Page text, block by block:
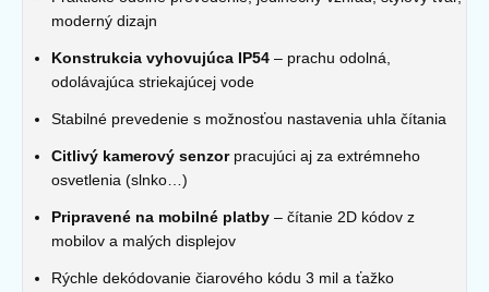
moderný dizajn
Konstrukcia vyhovujúca IP54 – prachu odolná,
odolávajúca striekajúcej vode
Stabilné prevedenie s možnosťou nastavenia uhla čítania
Citlivý kamerový senzorpracujúci aj za extrémneho
osvetlenia (slnko…)
Pripravené na mobilné platby – čítanie 2D kódov z
mobilov a malých displejov
Rýchle dekódovanie čiarového kódu 3 mil a ťažko